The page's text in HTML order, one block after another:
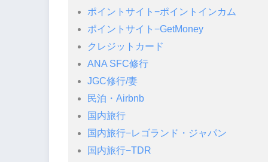
ポイントサイト−ポイントインカム
ポイントサイト−GetMoney
クレジットカード
ANA SFC修行
JGC修行/妻
民泊・Airbnb
国内旅行
国内旅行−レゴランド・ジャパン
国内旅行−TDR